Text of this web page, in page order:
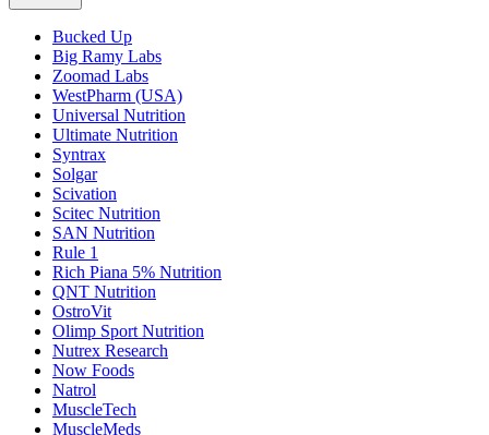
Bucked Up
Big Ramy Labs
Zoomad Labs
WestPharm (USA)
Universal Nutrition
Ultimate Nutrition
Syntrax
Solgar
Scivation
Scitec Nutrition
SAN Nutrition
Rule 1
Rich Piana 5% Nutrition
QNT Nutrition
OstroVit
Olimp Sport Nutrition
Nutrex Research
Now Foods
Natrol
MuscleTech
MuscleMeds